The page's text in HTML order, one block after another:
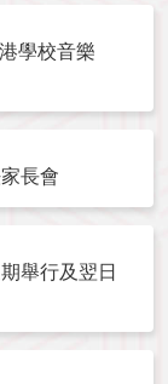
學校音樂
長會
舉行及翌日